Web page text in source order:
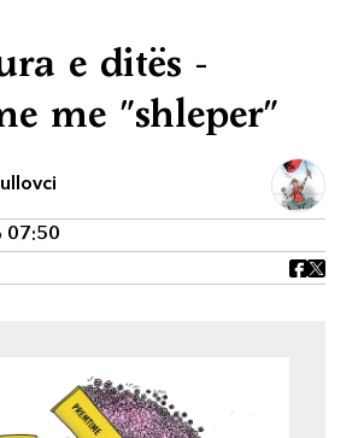
e ditës -
me "shleper"
07:50